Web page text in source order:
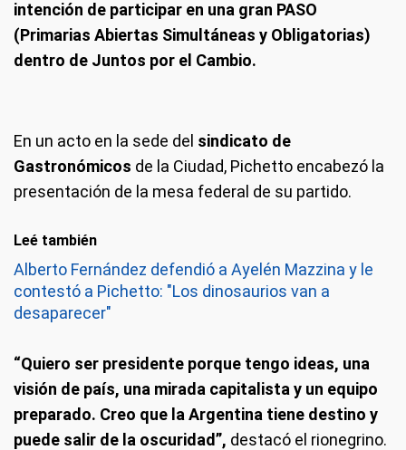
intención de participar en una gran PASO
(Primarias Abiertas Simultáneas y Obligatorias)
dentro de Juntos por el Cambio.
En un acto en la sede del sindicato de
Gastronómicos de la Ciudad, Pichetto encabezó la
presentación de la mesa federal de su partido.
Leé también
Alberto Fernández defendió a Ayelén Mazzina y le
contestó a Pichetto: "Los dinosaurios van a
desaparecer"
“Quiero ser presidente porque tengo ideas, una
visión de país, una mirada capitalista y un equipo
preparado. Creo que la Argentina tiene destino y
puede salir de la oscuridad”, destacó el rionegrino.